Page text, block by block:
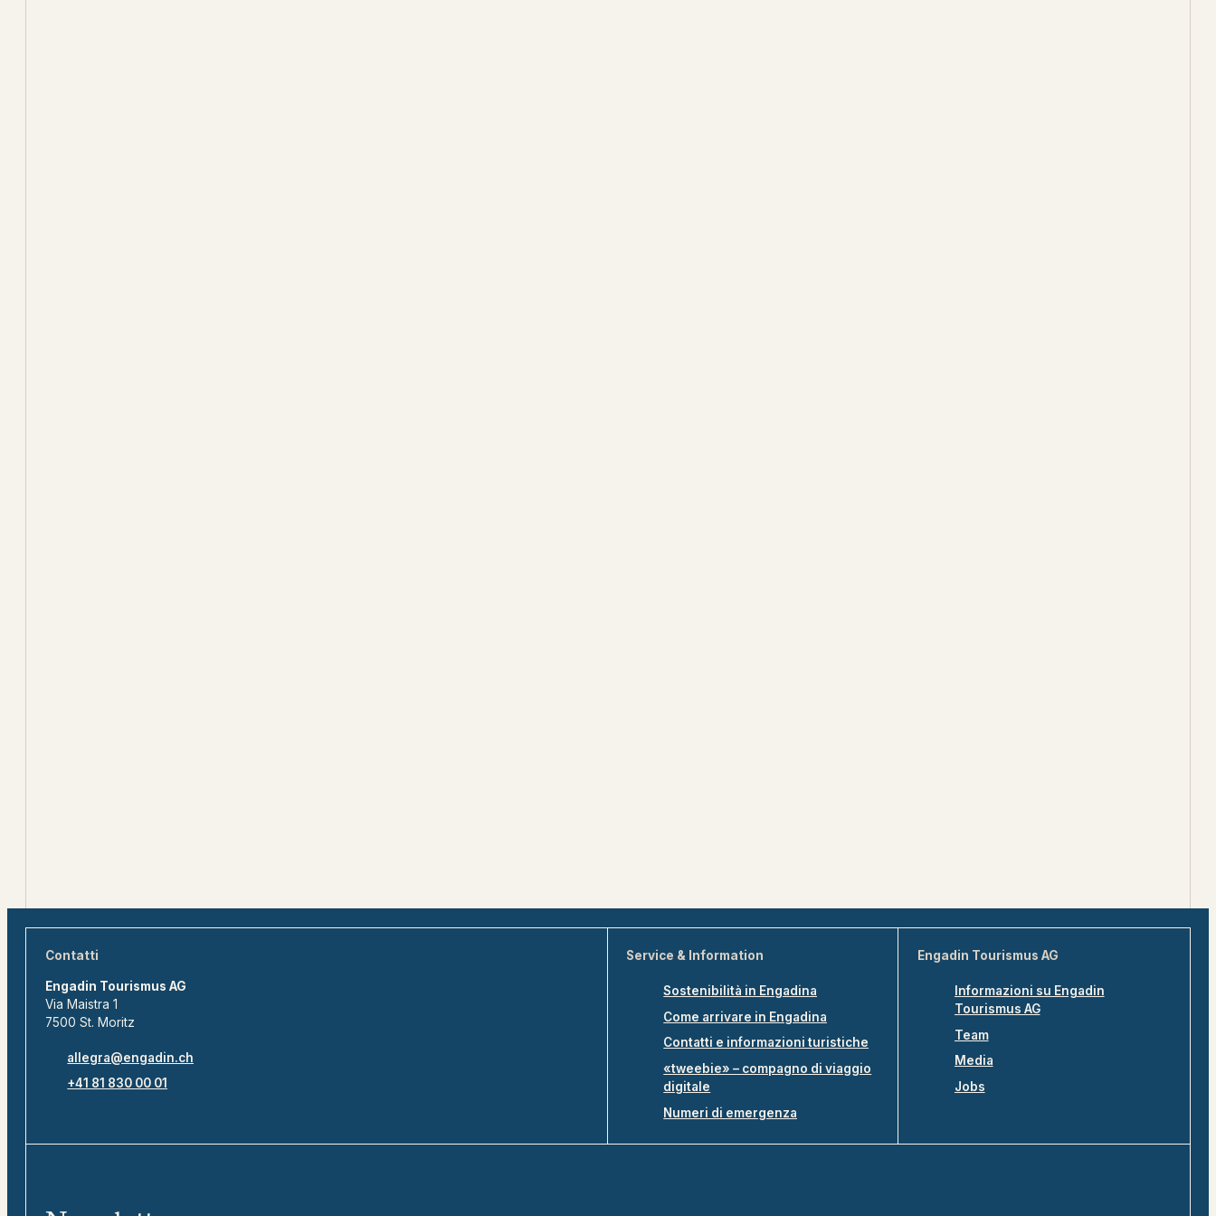
Contatti
Engadin Tourismus AG
Via Maistra 1
7500 St. Moritz
allegra@engadin.ch
+41 81 830 00 01
Service & Information
Sostenibilità in Engadina
Come arrivare in Engadina
Contatti e informazioni turistiche
«tweebie» – compagno di viaggio
digitale
Numeri di emergenza
Engadin Tourismus AG
Informazioni su Engadin
Tourismus AG
Team
Media
Jobs